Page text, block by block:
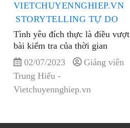
VIETCHUYENNGHIEP.VN
STORYTELLING TỰ DO
Tình yêu đích thực là điều
bài kiểm tra của thời gian
02/07/2023
Giảng viên
Trung Hiếu -
Vietchuyennghiep.vn